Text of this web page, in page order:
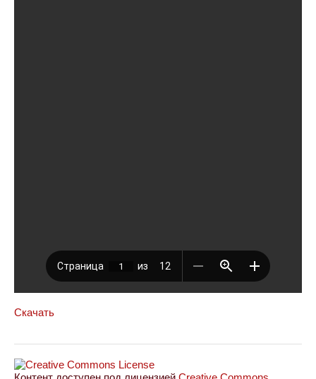
Скачать